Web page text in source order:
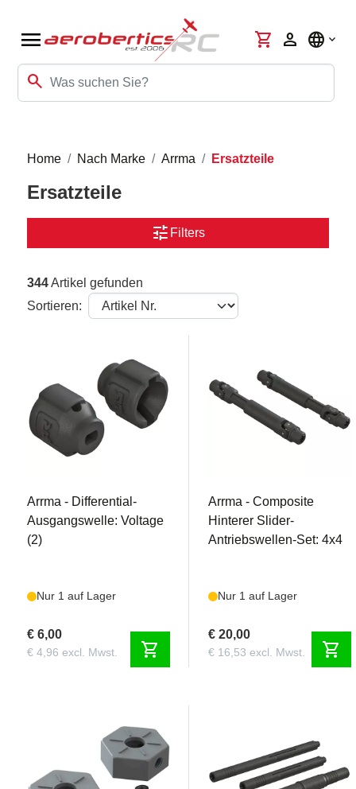
menu
search
shopping_cart person language
Home Nach Marke Arrma Ersatzteile
Ersatzteile
tune Filters
344Artikel gefunden
Sortieren:
Arrma - Differential-
Ausgangswelle: Voltage
(2)
Nur 1 auf Lager
€ 6,00
€ 4,96 excl. Mwst. shopping_cart
Arrma - Composite
Hinterer Slider-
Antriebswellen-Set: 4x4
Nur 1 auf Lager
€ 20,00
€ 16,53 excl. Mwst. shopping_cart